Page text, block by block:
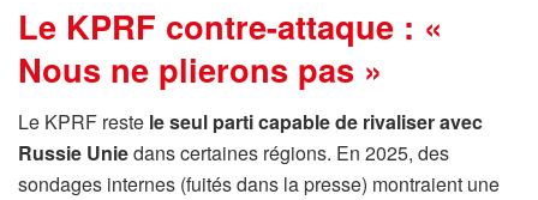
Le KPRF contre-attaque : «
Nous ne plierons pas »
Le KPRF reste le seul parti capable de rivaliser avec
Russie Uniedans certaines régions. En 2025, des
sondages internes (fuités dans la presse) montraient une